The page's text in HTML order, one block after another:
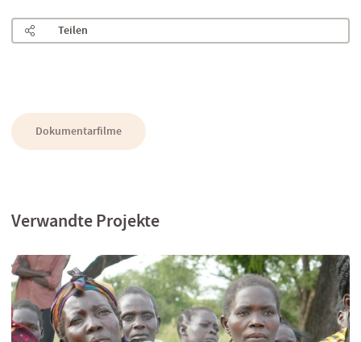
Teilen
Dokumentarfilme
Verwandte Projekte